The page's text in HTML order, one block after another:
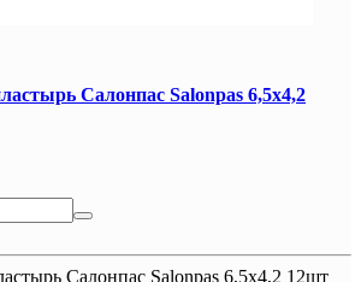
Салонпас Salonpas 6,5х4,2
Салонпас Salonpas 6,5х4,2 12шт